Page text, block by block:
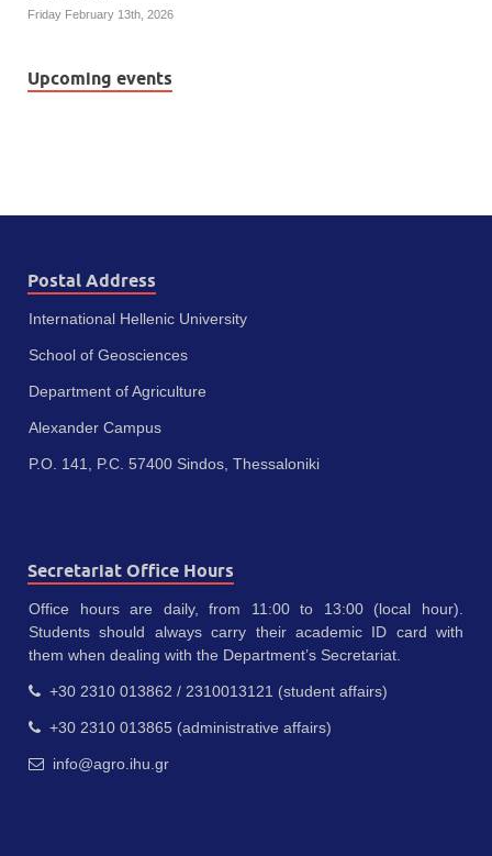
Friday February 13th, 2026
Upcoming events
Postal Address
International Hellenic University
School of Geosciences
Department of Agriculture
Alexander Campus
P.O. 141, P.C. 57400 Sindos, Thessaloniki
Secretariat Office Hours
Office hours are daily, from 11:00 to 13:00 (local hour).
Students should always carry their academic ID card with
them when dealing with the Department’s Secretariat.
+30 2310 013862 / 2310013121 (student affairs)
+30 2310 013865 (administrative affairs)
info@agro.ihu.gr